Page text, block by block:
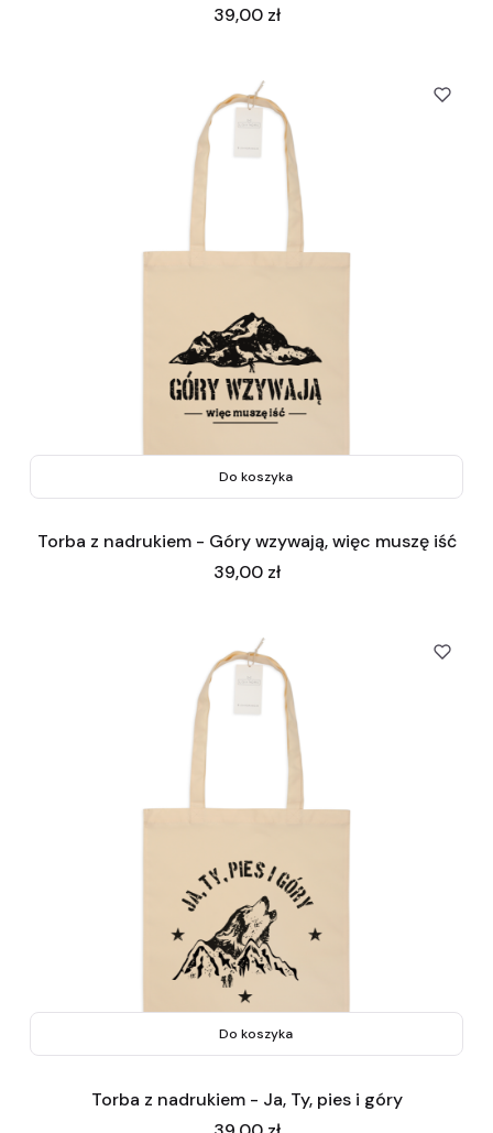
Cena
39,00 zł
Do koszyka
Torba z nadrukiem - Góry wzywają, więc muszę iść
Cena
39,00 zł
Do koszyka
Torba z nadrukiem - Ja, Ty, pies i góry